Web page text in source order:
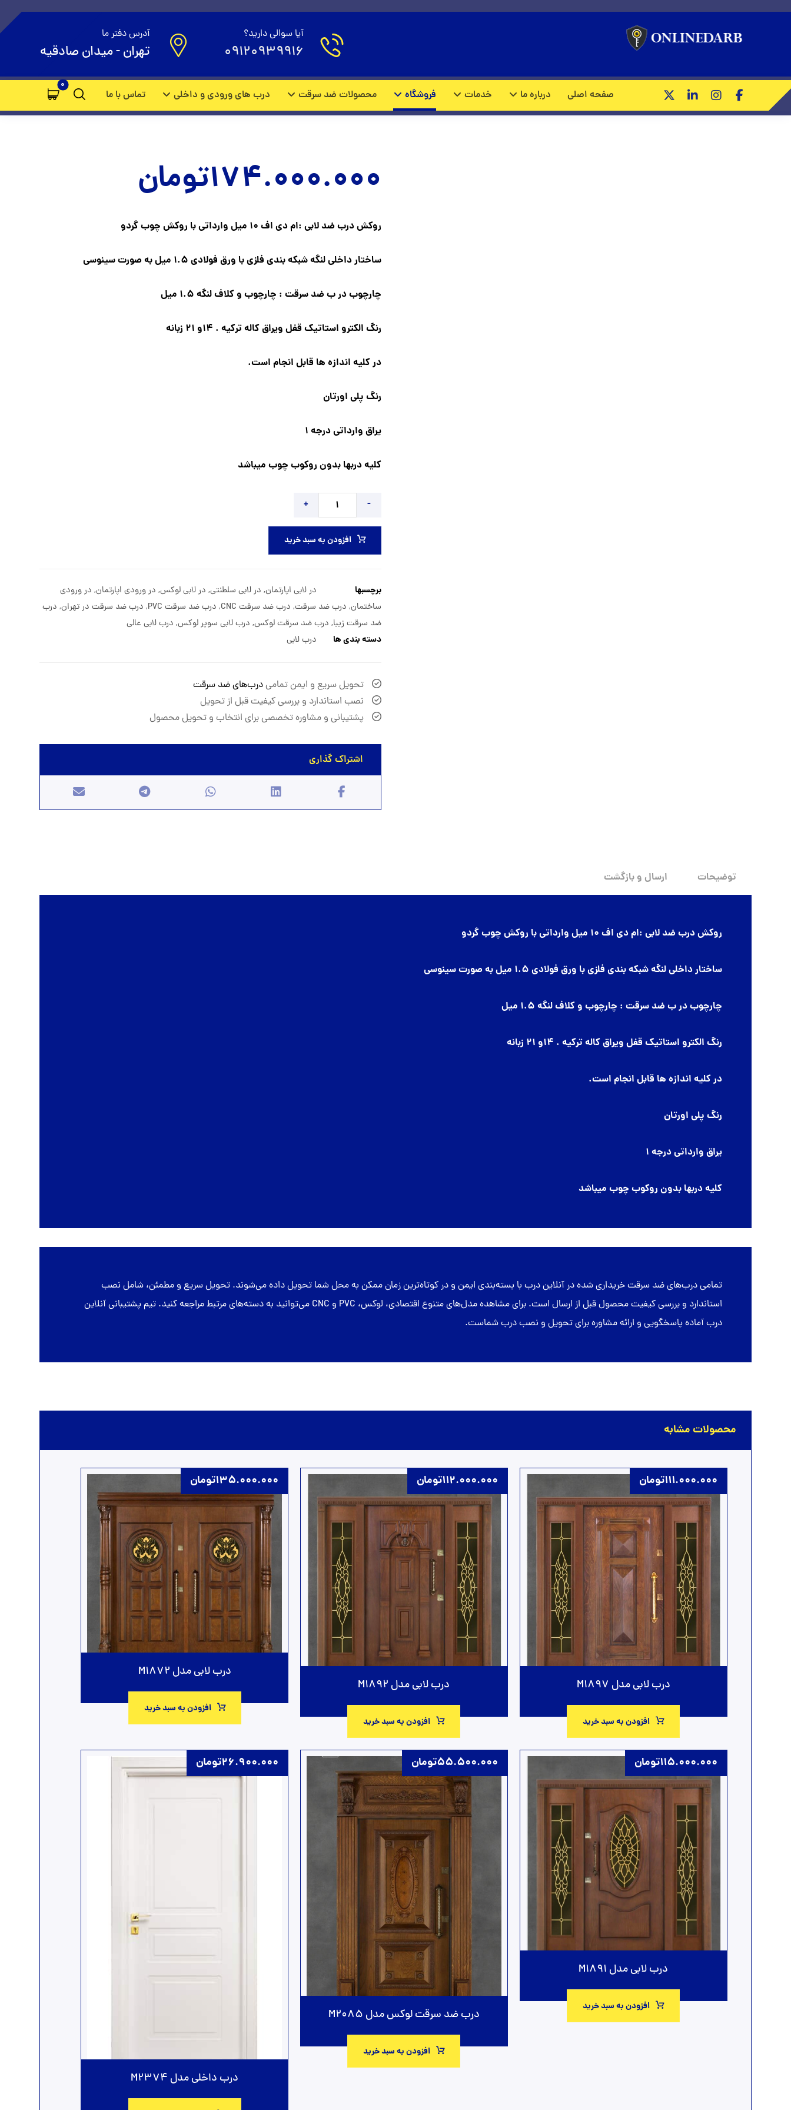
آدرس دفتر ما
تهران - میدان صادقیه
آیا سوالی دارید؟
09120939916
صفحه اصلی درباره ما خدمات فروشگاه محصولات ضد سرقت درب های ورودی و داخلی تماس با ما
174.000.000تومان
روکش درب ضد لابی :ام دی اف 10 میل وارداتی با روکش چوب گردو
ساختار داخلی لنگه شبکه بندی فلزی با ورق فولادی 1.5 میل به صورت سینوسی
چارچوب در ب ضد سرقت : چارچوب و کلاف لنگه 1.5 میل
رنگ الکترو استاتیک قفل ویراق کاله ترکیه . 14و 21 زبانه
در کلیه اندازه ها قابل انجام است.
رنگ پلی اورتان
یراق وارداتی درجه 1
کلیه دربها بدون روکوب چوب میباشد
-
+
افزودن به سبد خرید
برچسبها در لابی اپارتمان, در لابی سلطنتی, در لابی لوکس, در ورودی اپارتمان, در ورودی
ساختمان, درب ضد سرقت, درب ضد سرقت CNC , درب ضد سرقت PVC , درب ضد سرقت در تهران, درب
ضد سرقت زیبا, درب ضد سرقت لوکس, درب لابی سوپر لوکس, درب لابی عالی
دسته بندی ها
درب لابی
تحویل سریع و ایمن تمامیدرب‌های ضد سرقت
نصب استاندارد و بررسی کیفیت قبل از تحویل
پشتیبانی و مشاوره تخصصی برای انتخاب و تحویل محصول
توضیحات ارسال و بازگشت
روکش درب ضد لابی :ام دی اف 10 میل وارداتی با روکش چوب گردو
ساختار داخلی لنگه شبکه بندی فلزی با ورق فولادی 1.5 میل به صورت سینوسی
چارچوب در ب ضد سرقت : چارچوب و کلاف لنگه 1.5 میل
رنگ الکترو استاتیک قفل ویراق کاله ترکیه . 14و 21 زبانه
در کلیه اندازه ها قابل انجام است.
رنگ پلی اورتان
یراق وارداتی درجه 1
کلیه دربها بدون روکوب چوب میباشد
تمامیدرب‌های ضد سرقتخریداری شده درآنلاین درب با بسته‌بندی ایمن و در کوتاه‌ترین زمان ممکن به محل شما تحویل داده می‌شوند. تحویل سریع و مطمئن، شامل نصب
استاندارد و بررسی کیفیت محصول قبل از ارسال است. برای مشاهده مدل‌های متنوع اقتصادی، لوکس، PVC و CNC می‌توانید به دسته‌های مرتبط مراجعه کنید. تیم پشتیبانی آنلاین
درب آماده پاسخگویی و ارائه مشاوره برای تحویل و نصب درب شماست.
محصولات مشابه
درب لابی مدل M1897
111.000.000تومان
افزودن به سبد خرید
درب لابی مدل M1892
112.000.000تومان
افزودن به سبد خرید
درب لابی مدل M1872
135.000.000تومان
افزودن به سبد خرید
درب لابی مدل M1891
115.000.000تومان
افزودن به سبد خرید
درب ضد سرقت لوکس مدل M2085
55.500.000تومان
افزودن به سبد خرید
درب داخلی مدل M2374
26.900.000تومان